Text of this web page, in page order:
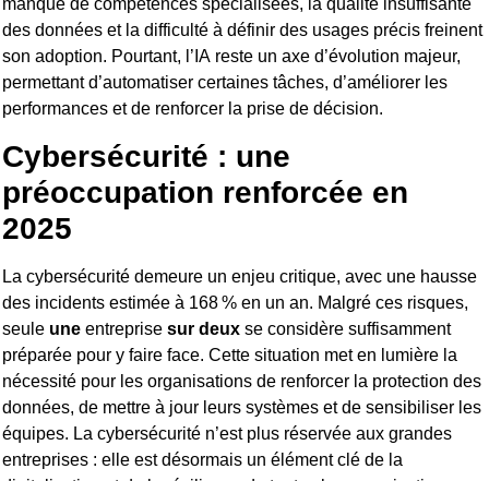
manque de compétences spécialisées, la qualité insuffisante
des données et la difficulté à définir des usages précis freinent
son adoption. Pourtant, l’IA reste un axe d’évolution majeur,
permettant d’automatiser certaines tâches, d’améliorer les
performances et de renforcer la prise de décision.
Cybersécurité : une
préoccupation renforcée en
2025
La cybersécurité demeure un enjeu critique, avec une hausse
des incidents estimée à 168 % en un an. Malgré ces risques,
seule une entreprise sur deux se considère suffisamment
préparée pour y faire face. Cette situation met en lumière la
nécessité pour les organisations de renforcer la protection des
données, de mettre à jour leurs systèmes et de sensibiliser les
équipes. La cybersécurité n’est plus réservée aux grandes
entreprises : elle est désormais un élément clé de la